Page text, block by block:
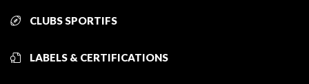
CLUBS SPORTIFS
LABELS & CERTIFICATIONS